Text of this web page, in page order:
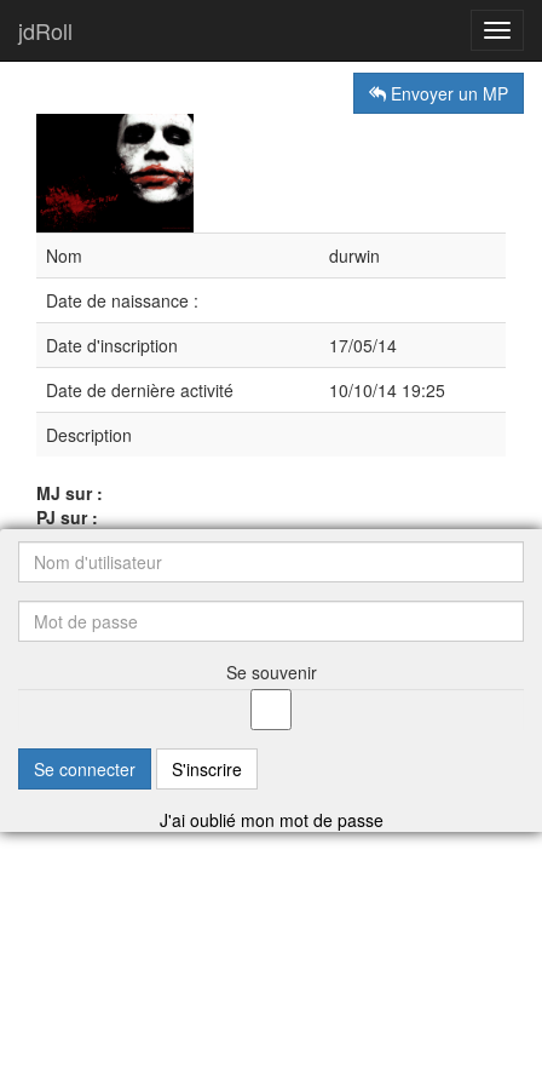
jdRoll
Envoyer un MP
Nom
durwin
Date de naissance :
Date d'inscription
17/05/14
Date de dernière activité
10/10/14 19:25
Description
MJ sur :
PJ sur :
Se souvenir
Se connecter S'inscrire
J'ai oublié mon mot de passe